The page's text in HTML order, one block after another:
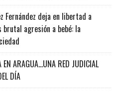
Fernández deja en libertad a
agresión a bebé: la
EN ARAGUA…UNA RED JUDICIAL
DÍA